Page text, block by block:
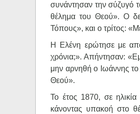
συνάντησαν την σύζυγό
θέλημα του Θεού». Ο
Τόπους», και ο τρίτος:
Η Ελένη ερώτησε με
χρόνια;». Απήντησαν:
μην αρνηθή ο Ιωάννης
Θεού».
Το έτος 1870, σε
κάνοντας υπακοή στο